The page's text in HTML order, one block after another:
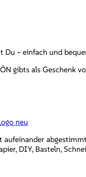
Du – einfach und
gibts als Geschenk
aufeinander
DIY, Basteln,